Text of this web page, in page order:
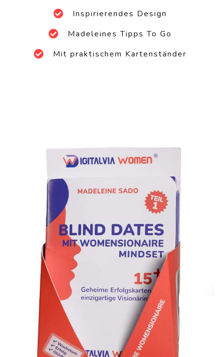
Inspirierendes Design
Madeleines Tipps To Go
Mit praktischem Kartenständer